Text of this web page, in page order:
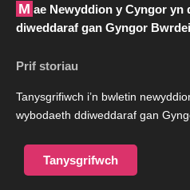
Mae Newyddion y Cyngor yn darparu’r holl newyddion
diweddaraf gan Gyngor
Prif storiau
Tanysgrifiwch i’n bwletin
wybodaeth ddiweddaraf gan
Tanysgrifwch